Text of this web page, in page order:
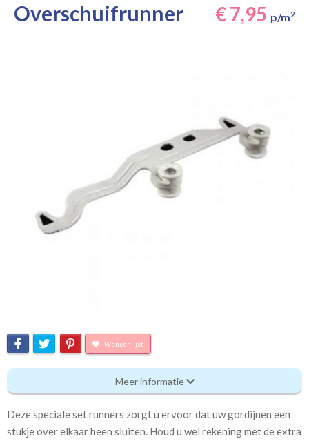
Overschuifrunner € 7,95 p/m2
Wensenlijst
Overschuifrunner
Eigenschappen gordijnstof
Artikelnummer Overschuifrunner
Meer informatie
Deze speciale set runners zorgt u ervoor dat uw gordijnen een
stukje over elkaar heen sluiten. Houd u wel rekening met de extra